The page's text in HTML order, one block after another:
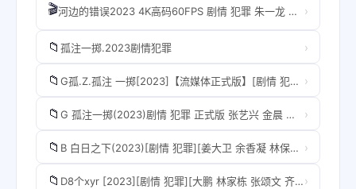
🎬 河边的错误2023 4K高码60FPS 剧情 犯罪 朱一龙 曾美慧孜 侯天来 ›
📁 孤注一掷.2023剧情犯罪 ›
📁 G孤.Z.孤注 一掷[2023]【流媒体正式版】[剧情 犯罪] [张艺兴 金晨 王大陆] ›
📁 G 孤注一掷(2023)剧情 犯罪 正式版 张艺兴 金晨 咏梅 王传君 王大陆 ›
📁 B 白日之下(2023)[剧情 犯罪][姜大卫 余香凝 林保怡 梁仲恒][豆瓣7.9] ›
📁 D8个xyr [2023][剧情 犯罪][大鹏 林家栋 张颂文 齐溪 孙阳]›